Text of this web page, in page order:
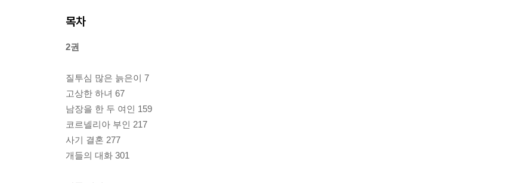
목차
2권
질투심 많은 늙은이 7
고상한 하녀 67
남장을 한 두 여인 159
코르넬리아 부인 217
사기 결혼 277
개들의 대화 301